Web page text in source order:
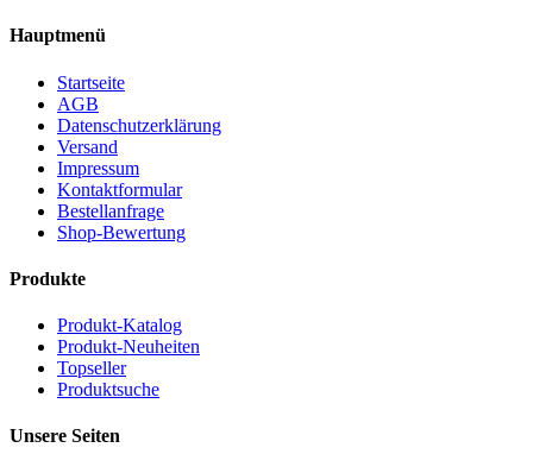
Hauptmenü
Startseite
AGB
Datenschutzerklärung
Versand
Impressum
Kontaktformular
Bestellanfrage
Shop-Bewertung
Produkte
Produkt-Katalog
Produkt-Neuheiten
Topseller
Produktsuche
Unsere Seiten